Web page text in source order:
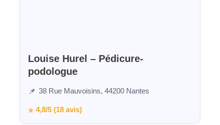
Louise Hurel – Pédicure-
podologue
📌 38 Rue Mauvoisins, 44200 Nantes
⭐ 4,8/5 (18 avis)